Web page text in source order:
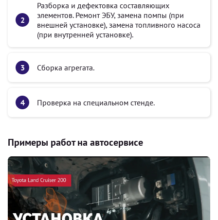
Разборка и дефектовка составляющих
элементов. Ремонт ЭБУ, замена помпы (при
внешней установке), замена топливного насоса
(при внутренней установке).
Сборка агрегата.
Проверка на специальном стенде.
Примеры работ на автосервисе